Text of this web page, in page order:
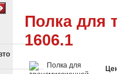
Полка для
1606.1